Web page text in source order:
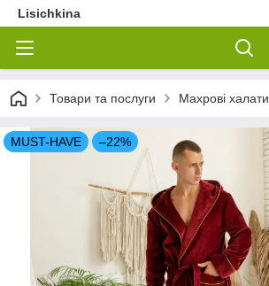
Lisichkina
Товари та послуги Махрові халати
MUST-HAVE –22%